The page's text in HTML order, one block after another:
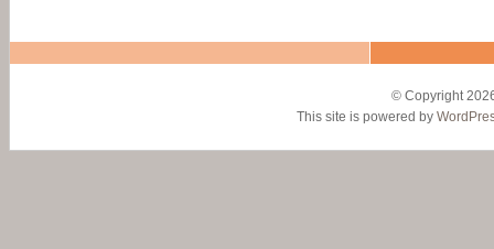
© Copyright
This site is powered by